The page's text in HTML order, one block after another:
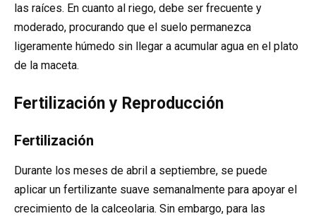
las raíces. En cuanto al riego, debe ser frecuente y
moderado, procurando que el suelo permanezca
ligeramente húmedo sin llegar a acumular agua en el plato
de la maceta.
Fertilización y Reproducción
Fertilización
Durante los meses de abril a septiembre, se puede
aplicar un fertilizante suave semanalmente para apoyar el
crecimiento de la calceolaria. Sin embargo, para las